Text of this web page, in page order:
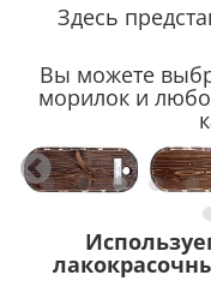
Здесь
Вы можете
морилок и